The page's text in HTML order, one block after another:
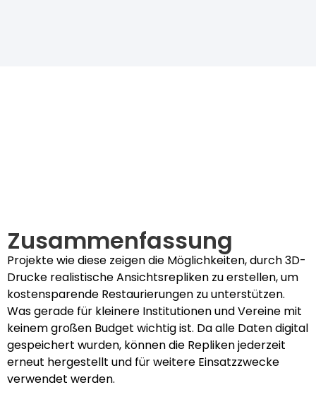
Zusammenfassung
Projekte wie diese zeigen die Möglichkeiten, durch 3D-
Drucke realistische Ansichtsrepliken zu erstellen, um
kostensparende Restaurierungen zu unterstützen.
Was gerade für kleinere Institutionen und Vereine mit
keinem großen Budget wichtig ist. Da alle Daten digital
gespeichert wurden, können die Repliken jederzeit
erneut hergestellt und für weitere Einsatzzwecke
verwendet werden.